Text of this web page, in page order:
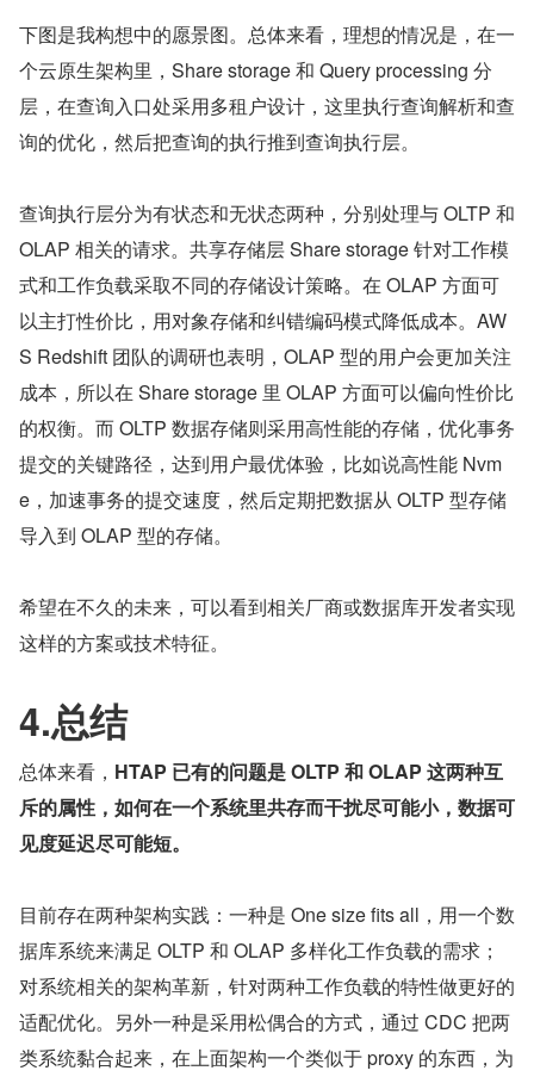
下图是我构想中的愿景图。总体来看，理想的情况是，在一
个云原生架构里，Share storage 和 Query processing 分
层，在查询入口处采用多租户设计，这里执行查询解析和查
询的优化，然后把查询的执行推到查询执行层。
查询执行层分为有状态和无状态两种，分别处理与 OLTP 和
OLAP 相关的请求。共享存储层 Share storage 针对工作模
式和工作负载采取不同的存储设计策略。在 OLAP 方面可
以主打性价比，用对象存储和纠错编码模式降低成本。AW
S Redshift 团队的调研也表明，OLAP 型的用户会更加关注
成本，所以在 Share storage 里 OLAP 方面可以偏向性价比
的权衡。而 OLTP 数据存储则采用高性能的存储，优化事务
提交的关键路径，达到用户最优体验，比如说高性能 Nvm
e，加速事务的提交速度，然后定期把数据从 OLTP 型存储
导入到 OLAP 型的存储。
希望在不久的未来，可以看到相关厂商或数据库开发者实现
这样的方案或技术特征。
4.总结
总体来看， HTAP 已有的问题是 OLTP 和 OLAP 这两种互
斥的属性，如何在一个系统里共存而干扰尽可能小，数据可
见度延迟尽可能短。
目前存在两种架构实践：一种是 One size fits all，用一个数
据库系统来满足 OLTP 和 OLAP 多样化工作负载的需求；
对系统相关的架构革新，针对两种工作负载的特性做更好的
适配优化。另外一种是采用松偶合的方式，通过 CDC 把两
类系统黏合起来，在上面架构一个类似于 proxy 的东西，为